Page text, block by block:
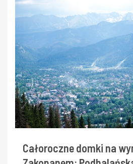
Całoroczne domki na